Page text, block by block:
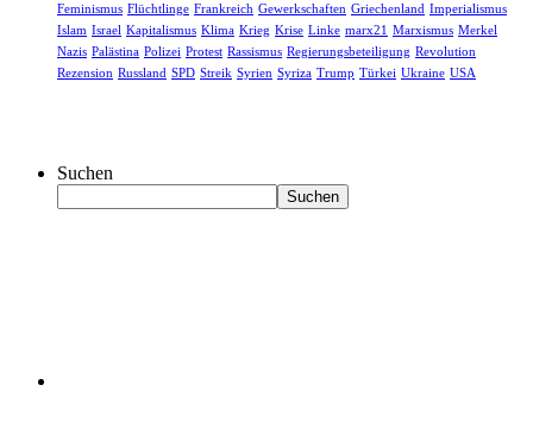
Feminismus Flüchtlinge Frankreich Gewerkschaften Griechenland Imperialismus
Islam Israel Kapitalismus Klima Krieg Krise Linke marx21 Marxismus Merkel
Nazis Palästina Polizei Protest Rassismus Regierungsbeteiligung Revolution
Rezension Russland SPD Streik Syrien Syriza Trump Türkei Ukraine USA
Suchen
Suchen